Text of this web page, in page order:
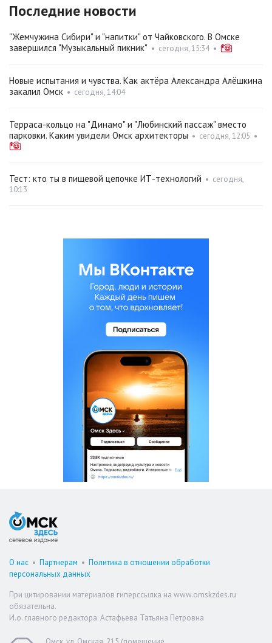
Последние новости
"Жемчужина Сибири" и "напитки" от Чайковского. В Омске
завершился "Музыкальный пикник" • сегодня, 15:34•
Новые испытания и чувства. Как актёра Александра Алёшкина
закалил Омск • сегодня, 14:04
Терраса-кольцо на "Динамо" и "Любинский пассаж" вместо
парковки. Каким увидели Омск архитекторы • сегодня, 12:05 •
Тест: кто ты в пищевой цепочке ИТ-технологий • сегодня,
10:13
О нас • Партнерам • Политика в отношении обработки
персональных данных
При цитировании материалов гиперссылка на www.omskzdes.ru
обязательна.
И.о. главного редактора: Астафьева Татьяна Петровна